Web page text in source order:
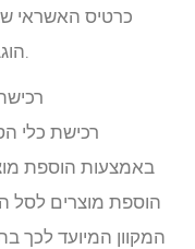
כרטיס האשראי
רכישת כלי
באמצעות הוספת
הוספת מוצרים לסל
המקוון המיועד לכך